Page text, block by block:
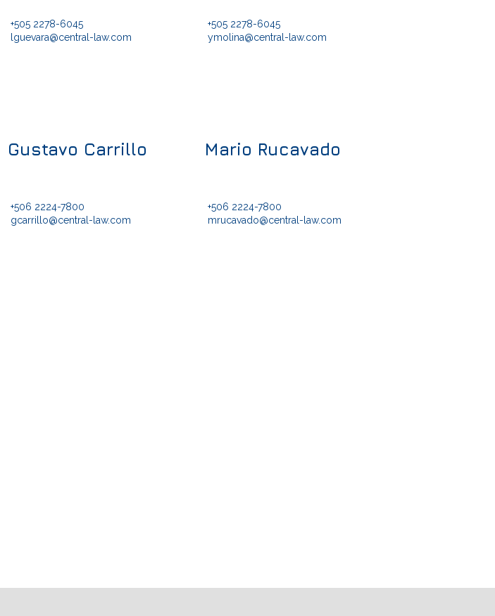
+505 2278-6045
lguevara@central-law.com
+505 2278-6045
ymolina@central-law.com
Gustavo Carrillo
+506 2224-7800
gcarrillo@central-law.com
Mario Rucavado
+506 2224-7800
mrucavado@central-law.com